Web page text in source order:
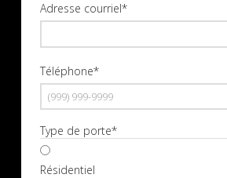
Adresse courriel*
Téléphone*
Type de porte*
Résidentiel